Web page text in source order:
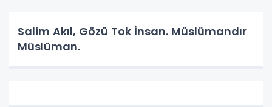
Salim Akıl, Gözü Tok İnsan. Müslümandır
Müslüman.